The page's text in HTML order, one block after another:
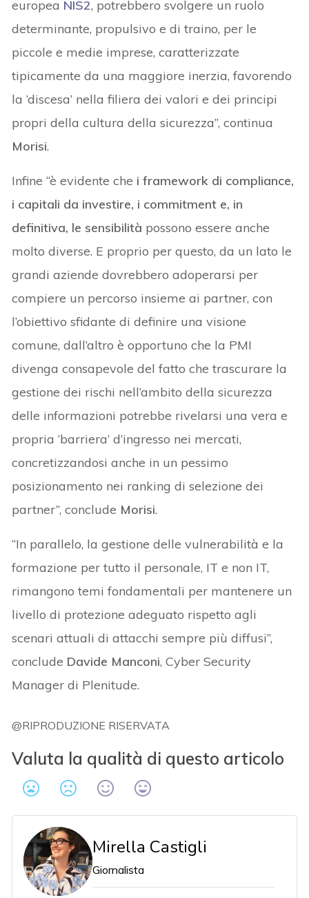
europea NIS2, potrebbero svolgere un ruolo
determinante, propulsivo e di traino, per le
piccole e medie imprese, caratterizzate
tipicamente da una maggiore inerzia, favorendo
la ‘discesa’ nella filiera dei valori e dei principi
propri della cultura della sicurezza”, continua
Morisi.
Infine “è evidente che i framework di compliance,
i capitali da investire, i commitment e, in
definitiva, le sensibilità possono essere anche
molto diverse. E proprio per questo, da un lato le
grandi aziende dovrebbero adoperarsi per
compiere un percorso insieme ai partner, con
l’obiettivo sfidante di definire una visione
comune, dall’altro è opportuno che la PMI
divenga consapevole del fatto che trascurare la
gestione dei rischi nell’ambito della sicurezza
delle informazioni potrebbe rivelarsi una vera e
propria ‘barriera’ d’ingresso nei mercati,
concretizzandosi anche in un pessimo
posizionamento nei ranking di selezione dei
partner”, conclude Morisi.
“In parallelo, la gestione delle vulnerabilità e la
formazione per tutto il personale, IT e non IT,
rimangono temi fondamentali per mantenere un
livello di protezione adeguato rispetto agli
scenari attuali di attacchi sempre più diffusi”,
conclude Davide Manconi, Cyber Security
Manager di Plenitude.
@RIPRODUZIONE RISERVATA
Valuta la qualità di questo articolo
Mirella Castigli
Giornalista